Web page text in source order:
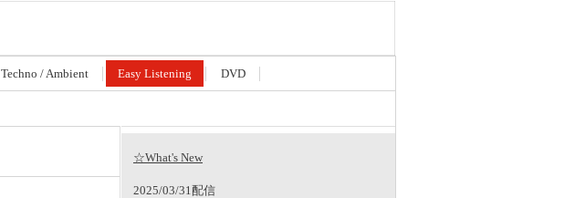
Techno / Ambient Easy Listening DVD
☆What's New
2025/03/31配信